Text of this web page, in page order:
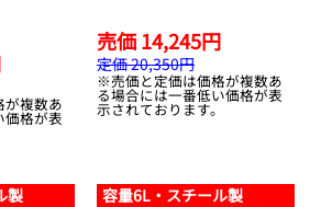
複数あ
価格が表
売価 14,245円
定価 20,350円
※売価と定価は価格が複数あ
る場合には一番低い価格が表
示されております。
製 容量6L・スチール製